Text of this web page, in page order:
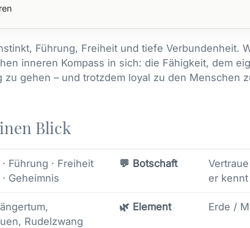
Führung, Freiheit und tiefe Verbundenheit.
inneren Kompass in sich: die Fähigkeit, dem
zu gehen – und trotzdem loyal zu den Menschen
Blick
Führung · Freiheit
· Geheimnis
💬 Botschaft
er
Rudelzwang
🌿 Element Erde /